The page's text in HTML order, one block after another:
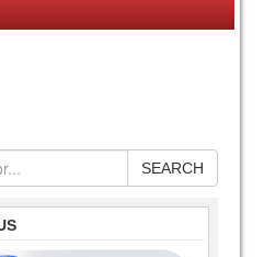
SEARCH